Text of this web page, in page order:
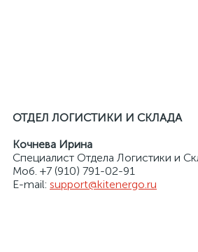
ОТДЕЛ ЛОГИСТИКИ И СКЛАДА
Кочнева Ирина
Специалист Отдела Логистики и
Моб. +7 (910) 791-02-91
E-mail: support@kitenergo.ru